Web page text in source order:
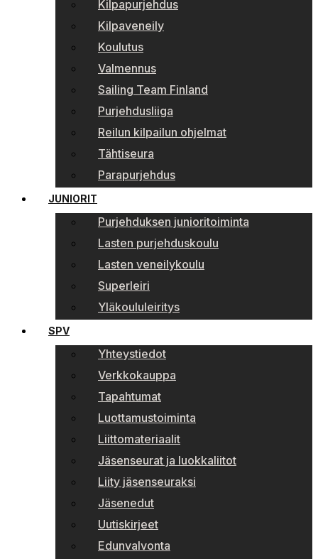
Kilpapurjehdus
Kilpaveneily
Koulutus
Valmennus
Sailing Team Finland
Purjehdusliiga
Reilun kilpailun ohjelmat
Tähtiseura
Parapurjehdus
JUNIORIT
Purjehduksen junioritoiminta
Lasten purjehduskoulu
Lasten veneilykoulu
Superleiri
Yläkoululeiritys
SPV
Yhteystiedot
Verkkokauppa
Tapahtumat
Luottamustoiminta
Liittomateriaalit
Jäsenseurat ja luokkaliitot
Liity jäsenseuraksi
Jäsenedut
Uutiskirjeet
Edunvalvonta